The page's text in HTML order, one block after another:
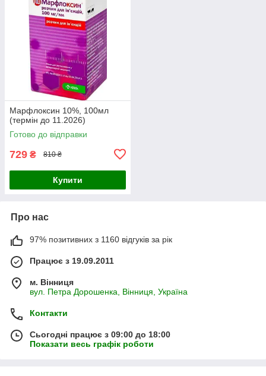
Марфлоксин 10%, 100мл
(термін до 11.2026)
Готово до відправки
729 ₴ 810 ₴
Купити
Про нас
97% позитивних з 1160 відгуків за рік
Працює з 19.09.2011
м. Вінниця
вул. Петра Дорошенка, Вінниця, Україна
Контакти
Сьогодні працює з 09:00 до 18:00
Показати весь графік роботи